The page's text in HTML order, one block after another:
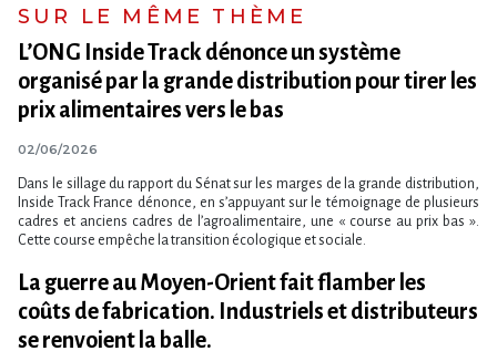
SUR LE MÊME THÈME
L​‌’ONG Inside Track dénonce un système
organisé par la grande distribution pour tirer les
prix alimentaires vers le bas
02/06/2026
Dans le sillage du rapport du Sénat sur les marges de la grande distribution,
Inside Track France dénonce, en s​‌’appuyant sur le témoignage de plusieurs
cadres et anciens cadres de l​‌’agroalimentaire, une « course au prix bas ».
Cette course empêche la transition écologique et sociale.
La guerre au Moyen-Orient fait flamber les
coûts de fabrication. Industriels et distributeurs
se renvoient la balle.